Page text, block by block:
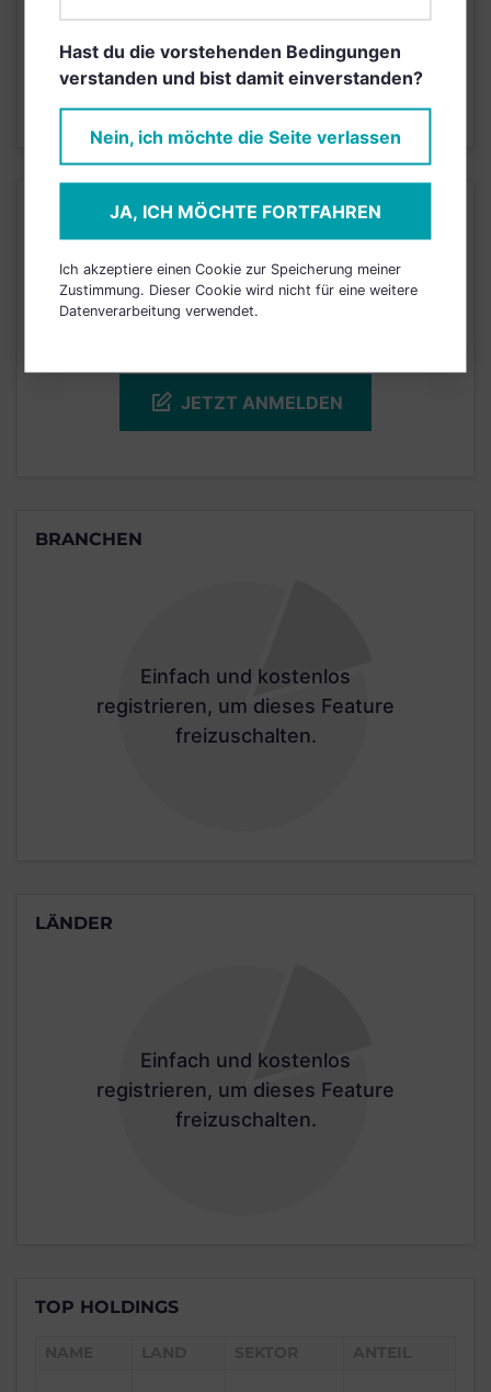
1 2 3 4 5 6
KURSENTWICKLUNG
Einfach und kostenlos
registrieren, um dieses Feature
JETZT ANMELDEN
BRANCHEN
Einfach und kostenlos
registrieren, um dieses Feature
freizuschalten.
LÄNDER
Einfach und kostenlos
registrieren, um dieses Feature
freizuschalten.
TOP HOLDINGS
Hast du die vorstehenden Bedingungen
verstanden und bist damit einverstanden?
Nein, ich möchte die Seite verlassen
JA, ICH MÖCHTE FORTFAHREN
Ich akzeptiere einen Cookie zur Speicherung meiner
Zustimmung. Dieser Cookie wird nicht für eine weitere
Datenverarbeitung verwendet.